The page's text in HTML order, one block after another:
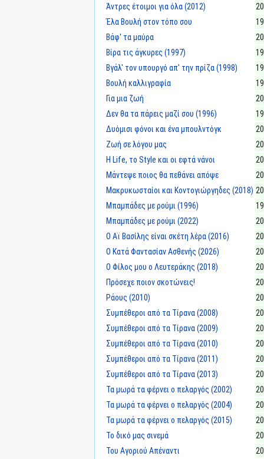
Άντρες έτοιμοι για όλα (2012)
Έλα Βουλή στον τόπο σου
Βάφ' τα μαύρα
Βίρα τις άγκυρες (1997)
Βγάλ' τον υπουργό απ' την πρίζα (1998)
Βουλή καλλιγραφία
Για μια ζωή
Δεν θα τα πάρεις μαζί σου (1996)
Δυόμισι φόνοι και ένα μπουλντόγκ
Ζωή σε λόγου μας
Η Life, το Style και οι εφτά νάνοι
Μάντεψε ποιος θα πεθάνει απόψε
Μακρυκωσταίοι και Κοντογιώργηδες (2018)
Μπαμπάδες με ρούμι (1996)
Μπαμπάδες με ρούμι (2022)
Ο Αϊ Βασίλης είναι σκέτη λέρα (2016)
Ο Κατά Φαντασίαν Ασθενής (2026)
Ο Φίλος μου ο Λευτεράκης (2018)
Πρόσεχε ποιον σκοτώνεις!
Ράους (2010)
Συμπέθεροι από τα Τίρανα (2008)
Συμπέθεροι από τα Τίρανα (2009)
Συμπέθεροι από τα Τίρανα (2010)
Συμπέθεροι από τα Τίρανα (2011)
Συμπέθεροι από τα Τίρανα (2013)
Τα μωρά τα φέρνει ο πελαργός (2002)
Τα μωρά τα φέρνει ο πελαργός (2004)
Τα μωρά τα φέρνει ο πελαργός (2015)
Το δικό μας σινεμά
Του Αγοριού Απέναντι